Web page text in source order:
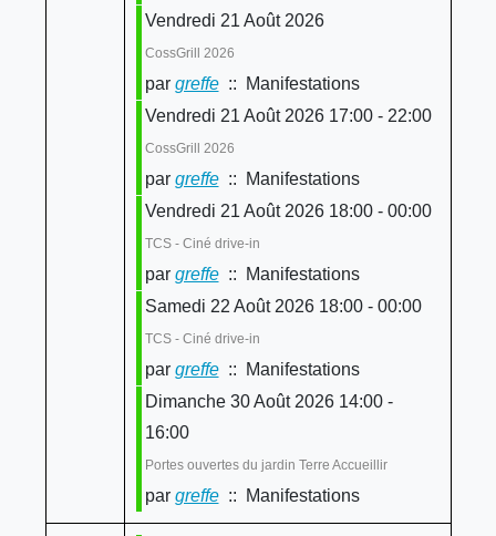
Vendredi 21 Août 2026
CossGrill 2026
par greffe:: Manifestations
Vendredi 21 Août 2026 17:00 - 22:00
CossGrill 2026
par greffe:: Manifestations
Vendredi 21 Août 2026 18:00 - 00:00
TCS - Ciné drive-in
par greffe:: Manifestations
Samedi 22 Août 2026 18:00 - 00:00
TCS - Ciné drive-in
par greffe:: Manifestations
Dimanche 30 Août 2026 14:00 -
16:00
Portes ouvertes du jardin Terre Accueillir
par greffe:: Manifestations